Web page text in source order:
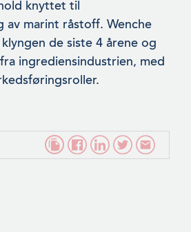
knyttet til
av marint råstoff. Wenche
de siste 4 årene og
ingrediensindus­trien, med